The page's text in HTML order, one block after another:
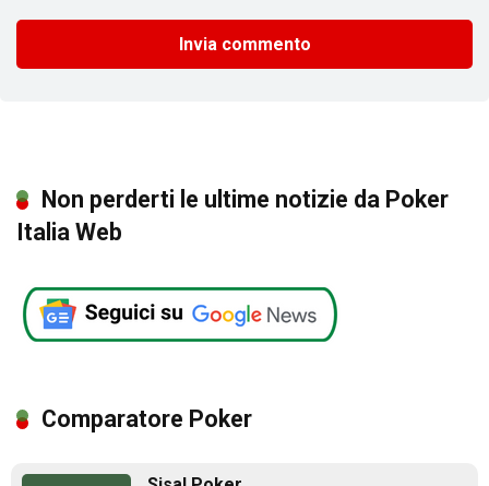
Non perderti le ultime notizie da Poker
Italia Web
Comparatore Poker